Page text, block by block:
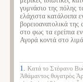
γυμνάσιο της πόλης
ελάχιστα κατάλοιπα
βορειοανατολικά
στο φως τα ερείπια
Αγορά κοντά στο
1. Κατά το Στέφανο
Ἀθάμαντος θυγατρὸς